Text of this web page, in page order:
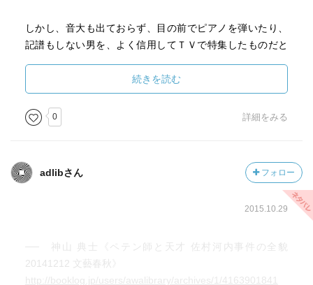
しいこと、この二点はとりわけ著者に共感すると表明して
おきたい。
しかし、音大も出ておらず、目の前でピアノを弾いたり、
記譜もしない男を、よく信用してＴＶで特集したものだと
最近、特にまともな取材もせず、ネットの情報を拾って番
組や記事にするメディアが多いので、ちょっと考えて欲し
いものです。
特にすごい裏側を見られるわけではないですが、彼のダマ
シのテクニックが垣間見えると思います。
続きを読む
0 詳細をみる
adlibさん フォロー
2015.10.29
── 神山 典士《ペテン師と天才 佐村河内事件の全貌
20141212 文藝春秋》